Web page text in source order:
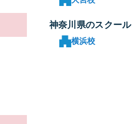
神奈川県のスクール
横浜校